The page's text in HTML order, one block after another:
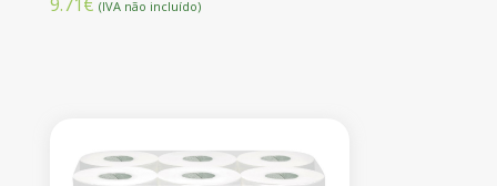
(IVA não incluído)